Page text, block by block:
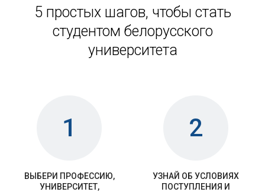
5 простых шагов, чтобы стать
студентом белорусского
университета
1
ВЫБЕРИ ПРОФЕССИЮ,
УНИВЕРСИТЕТ,
2
УЗНАЙ ОБ УСЛОВИЯХ
ПОСТУПЛЕНИЯ И